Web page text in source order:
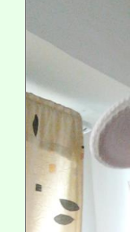
程
心
系所